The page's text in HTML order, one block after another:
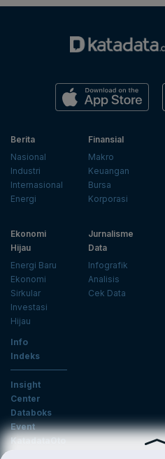
Berita
Nasional
Industri
Internasional
Energi
Finansial
Makro
Keuangan
Bursa
Korporasi
Ekonomi
Hijau
Energi Baru
Ekonomi
Sirkular
Investasi
Hijau
Jurnalisme
Data
Infografik
Analisis
Cek Data
Info
Indeks
Insight
Center
Databoks
Event
KatadataOto